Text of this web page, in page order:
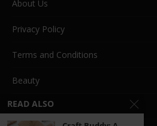
About Us
Privacy Policy
Terms and Conditions
Beauty
Life Style
READ ALSO